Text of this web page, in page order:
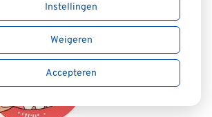
Instellingen
Weigeren
Accepteren